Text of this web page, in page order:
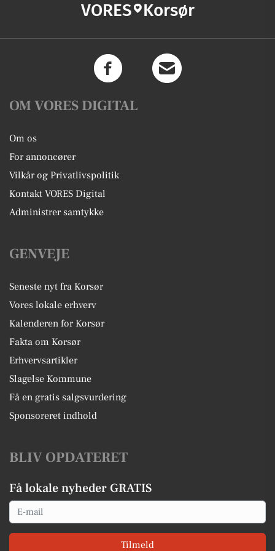
VORES Korsør
OM VORES DIGITAL
Om os
For annoncører
Vilkår og Privatlivspolitik
Kontakt VORES Digital
Administrer samtykke
GENVEJE
Seneste nyt fra Korsør
Vores lokale erhverv
Kalenderen for Korsør
Fakta om Korsør
Erhvervsartikler
Slagelse Kommune
Få en gratis salgsvurdering
Sponsoreret indhold
BLIV OPDATERET
Få lokale nyheder GRATIS
Email
Tilmeld